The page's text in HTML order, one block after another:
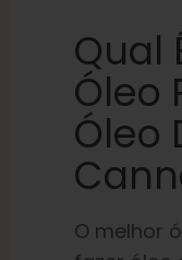
Qual
Óleo
Óleo
O melhor